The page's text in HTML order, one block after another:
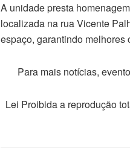
A unidade presta
localizada na rua Vicente
espaço, garantindo
Para mais notícias,
Lei Proibida a reprodução